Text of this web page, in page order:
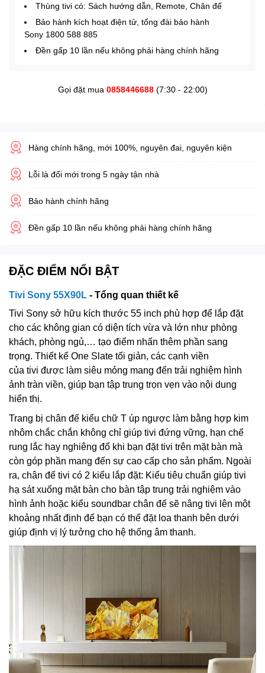
Thùng tivi có: Sách hướng dẫn, Remote, Chân đế
Bảo hành kích hoạt điện tử, tổng đài bảo hành
Sony 1800 588 885
Đền gấp 10 lần nếu không phải hàng chính hãng
Gọi đặt mua 0858446688(7:30 - 22:00)
Hàng chính hãng, mới 100%, nguyên đai, nguyên kiện
Lỗi là đổi mới trong 5 ngày tận nhà
Bảo hành chính hãng
Đền gấp 10 lần nếu không phải hàng chính hãng
ĐẶC ĐIỂM NỔI BẬT
Tivi Sony 55X90L - Tổng quan thiết kế
Tivi Sony sở hữu kích thước 55 inch phù hợp để lắp đặt
cho các không gian có diện tích vừa và lớn như phòng
khách, phòng ngủ,… tạo điểm nhấn thêm phần sang
trọng. Thiết kế One Slate tối giản, các cạnh viền
của tivi được làm siêu mỏng mang đến trải nghiệm hình
ảnh tràn viền, giúp bạn tập trung trọn vẹn vào nội dung
hiển thị.
Trang bị chân đế kiểu chữ T úp ngược làm bằng hợp kim
nhôm chắc chắn không chỉ giúp tivi đứng vững, hạn chế
rung lắc hay nghiêng đổ khi bạn đặt tivi trên mặt bàn mà
còn góp phần mang đến sự cao cấp cho sản phẩm. Ngoài
ra, chân đế tivi có 2 kiểu lắp đặt: Kiểu tiêu chuẩn giúp tivi
hạ sát xuống mặt bàn cho bàn tập trung trải nghiệm vào
hình ảnh hoặc kiểu soundbar chân đế sẽ nâng tivi lên một
khoảng nhất định để bạn có thể đặt loa thanh bên dưới
giúp định vị lý tưởng cho hệ thống âm thanh.